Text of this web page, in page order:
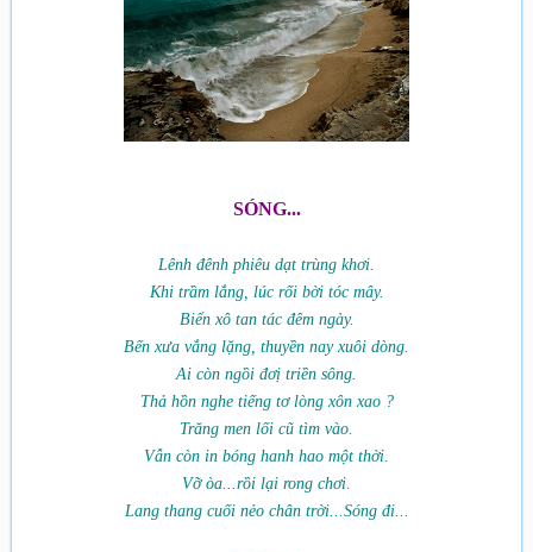
SÓNG...
Lênh đênh phiêu dạt trùng khơi.
Khi trầm lắng, lúc rối bời tóc mây.
Biển xô tan tác đêm ngày.
Bến xưa vắng lặng, thuyền nay xuôi dòng.
Ai còn ngồi đơị triền sông.
Thả hồn nghe tiếng tơ lòng xôn xao ?
Trăng men lối cũ tìm vào.
Vẫn còn in bóng hanh hao một thời.
Vỡ òa...rồi lại rong chơi.
Lang thang cuối nẻo chân trời...Sóng đi...